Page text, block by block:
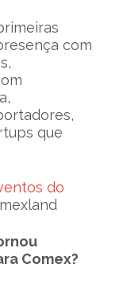
com
que
do
Comex?